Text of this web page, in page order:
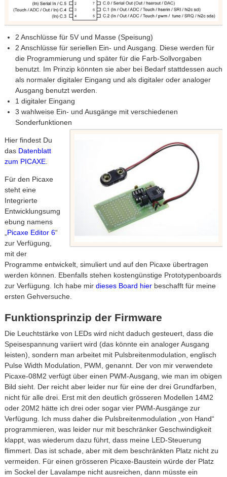
2 Anschlüsse für 5V und Masse (Speisung)
2 Anschlüsse für seriellen Ein- und Ausgang. Diese werden für
die Programmierung und später für die Farb-Sollvorgaben
benutzt. Im Prinzip könnten sie aber bei Bedarf stattdessen auch
als normaler digitaler Eingang und als digitaler oder analoger
Ausgang benutzt werden.
1 digitaler Eingang
3 wahlweise Ein- und Ausgänge mit verschiedenen
Sonderfunktionen
Hier findest Du
das Datenblatt
zum PICAXE.
Für den Picaxe
steht eine
Integrierte
Entwicklungsumg
ebung namens
„Picaxe Editor 6“
zur Verfügung,
mit der
Programme entwickelt, simuliert und auf den Picaxe übertragen
werden können. Ebenfalls stehen kostengünstige Prototypenboards
zur Verfügung. Ich habe mir dieses Board hierbeschafft für meine
ersten Gehversuche.
Funktionsprinzip der Firmware
Die Leuchtstärke von LEDs wird nicht daduch gesteuert, dass die
Speisespannung variiert wird (das könnte ein analoger Ausgang
leisten), sondern man arbeitet mit Pulsbreitenmodulation, englisch
Pulse Width Modulation, PWM, genannt. Der von mir verwendete
Picaxe-08M2 verfügt über einen PWM-Ausgang, wie man im obigen
Bild sieht. Der reicht aber leider nur für eine der drei Grundfarben,
nicht für alle drei. Erst mit den deutlich grösseren Modellen 14M2
oder 20M2 hätte ich drei oder sogar vier PWM-Ausgänge zur
Verfügung. Ich muss daher die Pulsbreitenmodulation „von Hand“
programmieren, was leider nur mit beschränker Geschwindigkeit
klappt, was wiederum dazu führt, dass meine LED-Steuerung
flimmert. Das ist schade, aber mit dem beschränkten Platz nicht zu
vermeiden. Für einen grösseren Picaxe-Baustein würde der Platz
im Sockel der Lavalampe nicht ausreichen, dann müsste ein